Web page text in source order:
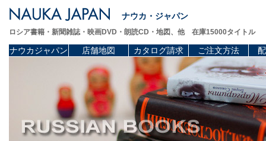
ナウカ・ジャパン
ロシア書籍・新聞雑誌・映画DVD・朗読CD・地図、他 在庫15000タイトル
ナウカジャパン 店舗地図 カタログ請求 ご注文方法